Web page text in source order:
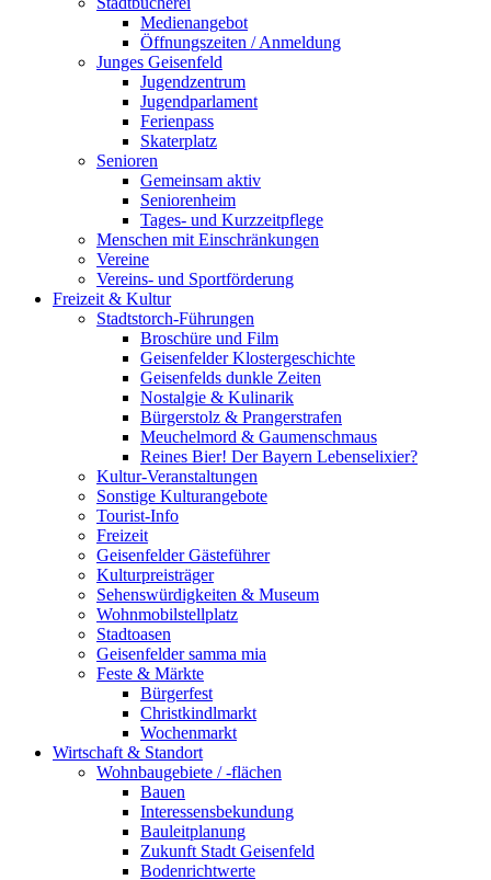
Medienangebot
Öffnungszeiten / Anmeldung
Junges Geisenfeld
Jugendzentrum
Jugendparlament
Ferienpass
Skaterplatz
Senioren
Gemeinsam aktiv
Seniorenheim
Tages- und Kurzzeitpflege
Menschen mit Einschränkungen
Vereine
Vereins- und Sportförderung
Freizeit & Kultur
Stadtstorch-Führungen
Broschüre und Film
Geisenfelder Klostergeschichte
Geisenfelds dunkle Zeiten
Nostalgie & Kulinarik
Bürgerstolz & Prangerstrafen
Meuchelmord & Gaumenschmaus
Reines Bier! Der Bayern Lebenselixier?
Kultur-Veranstaltungen
Sonstige Kulturangebote
Tourist-Info
Freizeit
Geisenfelder Gästeführer
Kulturpreisträger
Sehenswürdigkeiten & Museum
Wohnmobilstellplatz
Stadtoasen
Geisenfelder samma mia
Feste & Märkte
Bürgerfest
Christkindlmarkt
Wochenmarkt
Wirtschaft & Standort
Wohnbaugebiete / -flächen
Bauen
Interessensbekundung
Bauleitplanung
Zukunft Stadt Geisenfeld
Bodenrichtwerte